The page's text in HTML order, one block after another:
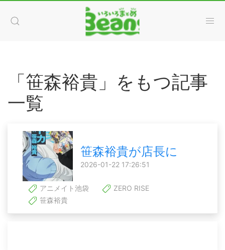
「笹森裕貴」をもつ記事
一覧
笹森裕貴が店長に
2026-01-22 17:26:51
アニメイト池袋
ZERO RISE
笹森裕貴